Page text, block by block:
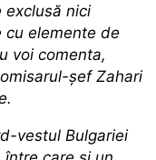
exclusă nici
cu elemente de
voi comenta,
șef Zahari
vestul Bulgariei